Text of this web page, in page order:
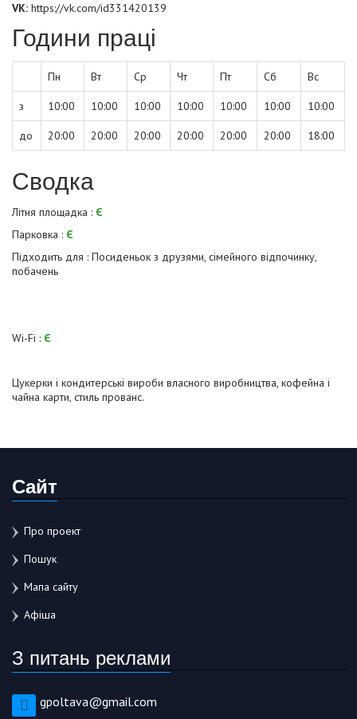
VK: https://vk.com/id331420139
Години праці
Пн Вт Ср Чт Пт Сб Вс
з 10:00 10:00 10:00 10:00 10:00 10:00 10:00
до 20:00 20:00 20:00 20:00 20:00 20:00 18:00
Сводка
Літня площадка : Є
Парковка : Є
Підходить для : Посиденьок з друзями, сімейного відпочинку,
побачень
Wi-Fi : Є
Цукерки і кондитерські вироби власного виробництва, кофейна і
чайна карти, стиль прованс.
Сайт
Про проект
Пошук
Мапа сайту
Афіша
З питань реклами
gpoltava@gmail.com